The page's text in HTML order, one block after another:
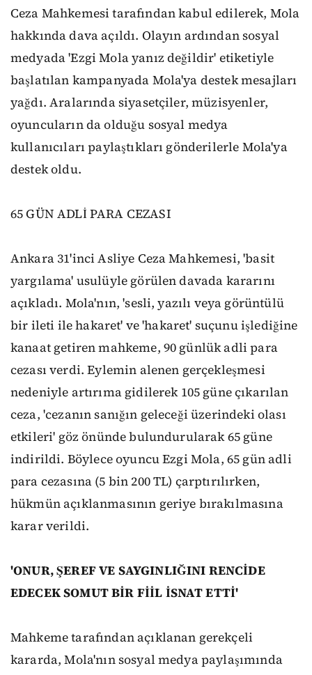
Ceza Mahkemesi tarafından kabul edilerek, Mola
hakkında dava açıldı. Olayın ardından sosyal
medyada 'Ezgi Mola yanız değildir' etiketiyle
başlatılan kampanyada Mola'ya destek mesajları
yağdı. Aralarında siyasetçiler, müzisyenler,
oyuncuların da olduğu sosyal medya
kullanıcıları paylaştıkları gönderilerle Mola'ya
destek oldu.
65 GÜN ADLİ PARA CEZASI
Ankara 31'inci Asliye Ceza Mahkemesi, 'basit
yargılama' usulüyle görülen davada kararını
açıkladı. Mola'nın, 'sesli, yazılı veya görüntülü
bir ileti ile hakaret' ve 'hakaret' suçunu işlediğine
kanaat getiren mahkeme, 90 günlük adli para
cezası verdi. Eylemin alenen gerçekleşmesi
nedeniyle artırıma gidilerek 105 güne çıkarılan
ceza, 'cezanın sanığın geleceği üzerindeki olası
etkileri' göz önünde bulundurularak 65 güne
indirildi. Böylece oyuncu Ezgi Mola, 65 gün adli
para cezasına (5 bin 200 TL) çarptırılırken,
hükmün açıklanmasının geriye bırakılmasına
karar verildi.
'ONUR, ŞEREF VE SAYGINLIĞINI RENCİDE
EDECEK SOMUT BİR FİİL İSNAT ETTİ'
Mahkeme tarafından açıklanan gerekçeli
kararda, Mola'nın sosyal medya paylaşımında